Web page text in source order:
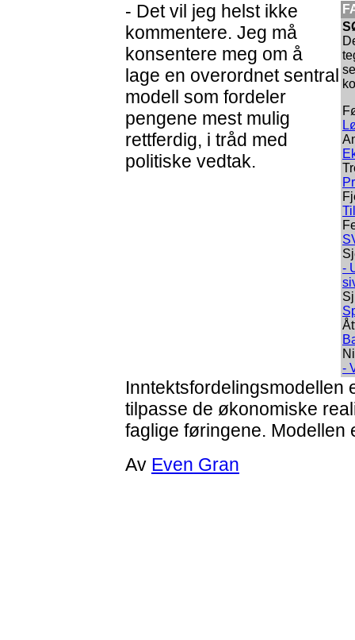
-
-
- Det vil jeg helst ikke
kommentere. Jeg må
konsentere meg om å
lage en overordnet sentral
modell som fordeler
pengene mest mulig
rettferdig, i tråd med
politiske vedtak.
Inntektsfordelingsmodellen
tilpasse de økonomiske
faglige føringene. Modellen
Av Even Gran